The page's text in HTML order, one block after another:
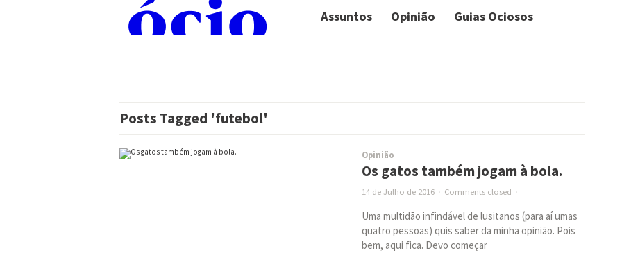
Assuntos Opinião Guias Ociosos
Pesquisar:
Skip
Posts Tagged 'futebol'
Opinião
Os gatos também jogam à bola.
14 de Julho de 2016 · Comments closed ·
Uma multidão infindável de lusitanos (para aí umas
quatro pessoas) quis saber da minha opinião. Pois
bem, aqui fica. Devo começar